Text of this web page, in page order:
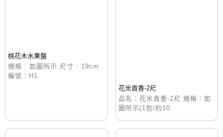
桃花木水果盤
規格 : 如圖所示 尺寸 : 19cm
編號：H1
花米貢香-2尺
品名：花米貢香-2尺 規格：如
圖所示(1包/約10